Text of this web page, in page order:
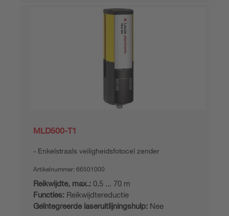
MLD500-T1
Enkelstraals veiligheidsfotocel zender
Artikelnummer: 66501000
Reikwijdte, max.: 0,5 ... 70 m
Functies: Reikwijdtereductie
Geïntegreerde laseruitlijningshulp: Nee